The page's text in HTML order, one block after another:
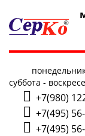
суббота -
+7(980)
+7(495)
+7(495)